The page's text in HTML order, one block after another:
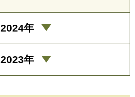
2024年
2023年